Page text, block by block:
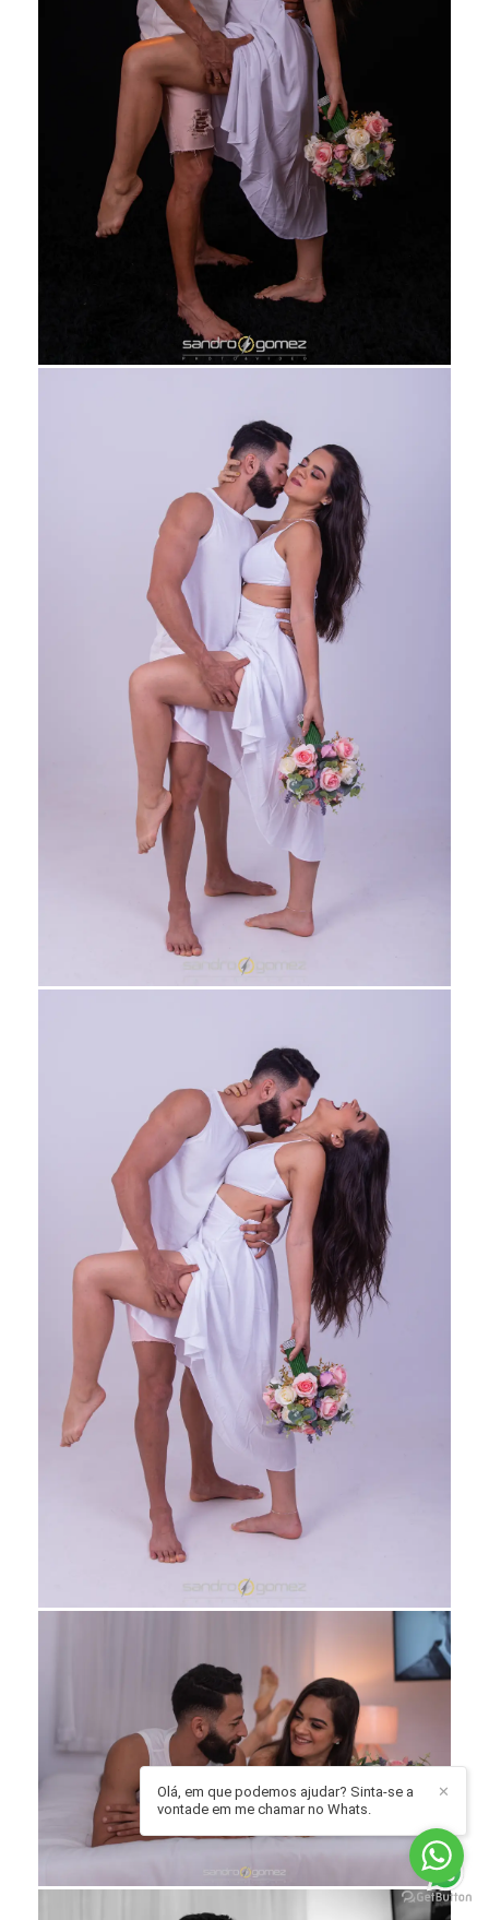
✕
Olá, em que podemos ajudar? Sinta-se a
vontade em me chamar no Whats.